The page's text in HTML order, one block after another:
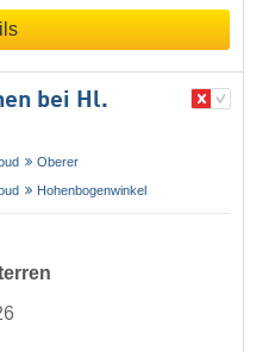
bei Hl.
Oberer
Hohenbogenwinkel